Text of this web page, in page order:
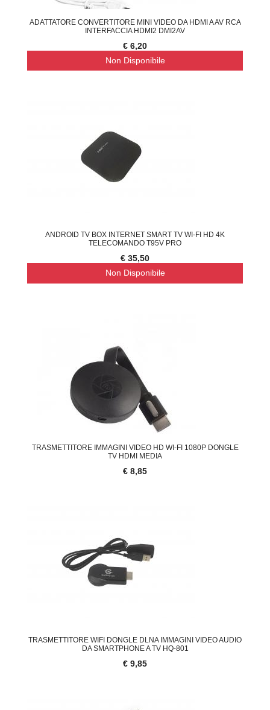
ADATTATORE CONVERTITORE MINI VIDEO DA HDMI A AV RCA
INTERFACCIA HDMI2 DMI2AV
€ 6,20
Non Disponibile
ANDROID TV BOX INTERNET SMART TV WI-FI HD 4K
TELECOMANDO T95V PRO
€ 35,50
Non Disponibile
TRASMETTITORE IMMAGINI VIDEO HD WI-FI 1080P DONGLE
TV HDMI MEDIA
€ 8,85
TRASMETTITORE WIFI DONGLE DLNA IMMAGINI VIDEO AUDIO
DA SMARTPHONE A TV HQ-801
€ 9,85